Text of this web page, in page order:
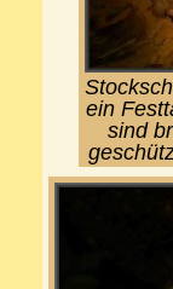
ein
sind